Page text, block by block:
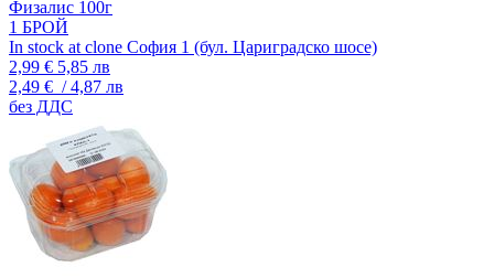
Физалис 100г
1 БРОЙ
In stock at clone София 1 (бул. Цариградско шосе)
2,99 € 5,85 лв
2,49 € / 4,87 лв
без ДДС